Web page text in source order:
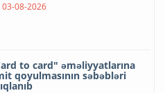
03-08-2026
to card" əməliyyatlarına
qoyulmasının səbəbləri